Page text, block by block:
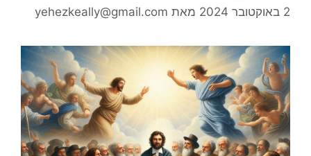
2 באוקטובר 2024 מאת yehezkeally@gmail.com